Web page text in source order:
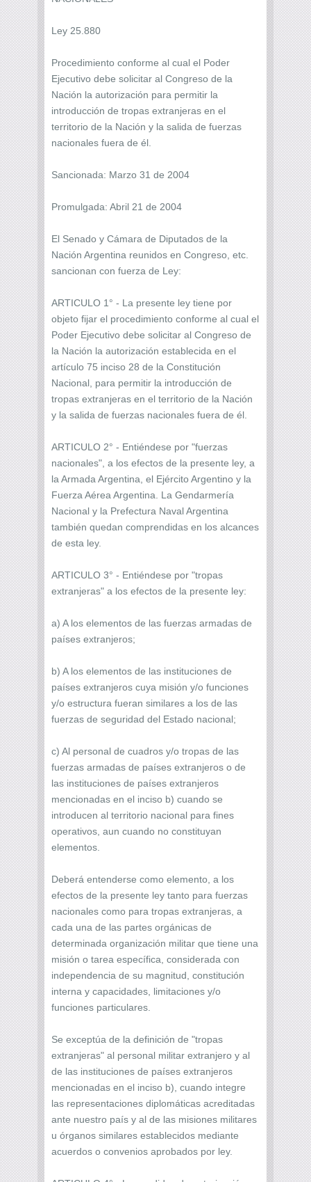
Ley 25.880
Procedimiento conforme al cual el Poder
Ejecutivo debe solicitar al Congreso de la
Nación la autorización para permitir la
introducción de tropas extranjeras en el
territorio de la Nación y la salida de fuerzas
nacionales fuera de él.
Sancionada: Marzo 31 de 2004
Promulgada: Abril 21 de 2004
El Senado y Cámara de Diputados de la
Nación Argentina reunidos en Congreso, etc.
sancionan con fuerza de Ley:
ARTICULO 1° - La presente ley tiene por
objeto fijar el procedimiento conforme al cual el
Poder Ejecutivo debe solicitar al Congreso de
la Nación la autorización establecida en el
artículo 75 inciso 28 de la Constitución
Nacional, para permitir la introducción de
tropas extranjeras en el territorio de la Nación
y la salida de fuerzas nacionales fuera de él.
ARTICULO 2° - Entiéndese por "fuerzas
nacionales", a los efectos de la presente ley, a
la Armada Argentina, el Ejército Argentino y la
Fuerza Aérea Argentina. La Gendarmería
Nacional y la Prefectura Naval Argentina
también quedan comprendidas en los alcances
de esta ley.
ARTICULO 3° - Entiéndese por "tropas
extranjeras" a los efectos de la presente ley:
a) A los elementos de las fuerzas armadas de
países extranjeros;
b) A los elementos de las instituciones de
países extranjeros cuya misión y/o funciones
y/o estructura fueran similares a los de las
fuerzas de seguridad del Estado nacional;
c) Al personal de cuadros y/o tropas de las
fuerzas armadas de países extranjeros o de
las instituciones de países extranjeros
mencionadas en el inciso b) cuando se
introducen al territorio nacional para fines
operativos, aun cuando no constituyan
elementos.
Deberá entenderse como elemento, a los
efectos de la presente ley tanto para fuerzas
nacionales como para tropas extranjeras, a
cada una de las partes orgánicas de
determinada organización militar que tiene una
misión o tarea específica, considerada con
independencia de su magnitud, constitución
interna y capacidades, limitaciones y/o
funciones particulares.
Se exceptúa de la definición de "tropas
extranjeras" al personal militar extranjero y al
de las instituciones de países extranjeros
mencionadas en el inciso b), cuando integre
las representaciones diplomáticas acreditadas
ante nuestro país y al de las misiones militares
u órganos similares establecidos mediante
acuerdos o convenios aprobados por ley.